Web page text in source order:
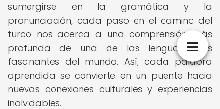
sumergirse en la gramática y la
pronunciación, cada paso en el camino del
turco nos acerca a una comprensión más
profunda de una de las lenguas más
fascinantes del mundo. Así, cada palabra
aprendida se convierte en un puente hacia
nuevas conexiones culturales y experiencias
inolvidables.